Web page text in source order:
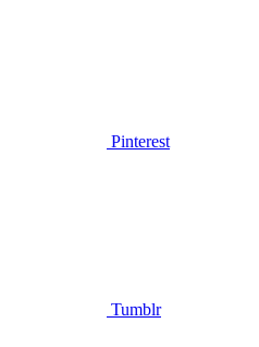
Pinterest
Tumblr